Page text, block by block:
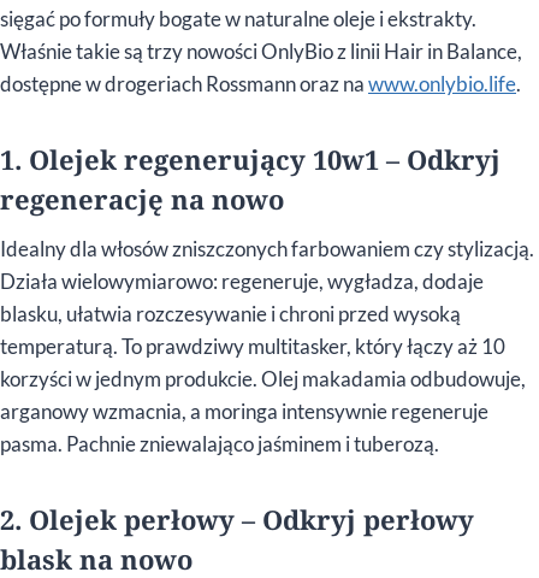
sięgać po formuły bogate w naturalne oleje i ekstrakty.
Właśnie takie są trzy nowości OnlyBio z linii Hair in Balance,
dostępne w drogeriach Rossmann oraz nawww.onlybio.life.
1. Olejek regenerujący 10w1 – Odkryj
regenerację na nowo
Idealny dla włosów zniszczonych farbowaniem czy stylizacją.
Działa wielowymiarowo: regeneruje, wygładza, dodaje
blasku, ułatwia rozczesywanie i chroni przed wysoką
temperaturą. To prawdziwy multitasker, który łączy aż 10
korzyści w jednym produkcie. Olej makadamia odbudowuje,
arganowy wzmacnia, a moringa intensywnie regeneruje
pasma. Pachnie zniewalająco jaśminem i tuberozą.
2. Olejek perłowy – Odkryj perłowy
blask na nowo